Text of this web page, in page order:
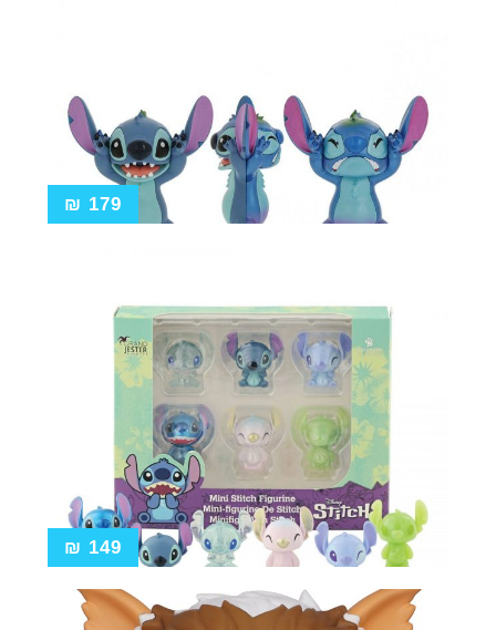
179
₪
149
₪